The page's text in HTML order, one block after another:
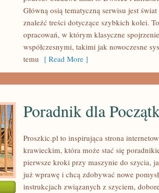
INFRASTRUKTURA
Główną osią tematyczną serwisu jest
znaleźć treści dotyczące szybkich kolei.
opracowań, w którym klasyczne
współczesnymi, takimi jak nowoczesne
temu [ Read More ]
Poradnik dla
Proszkic.pl to inspirująca strona
krawieckim, która może stać się
pierwsze kroki przy maszynie do szycia,
już wprawę i chcą zdobywać nowe
instrukcjach związanych z szyciem,